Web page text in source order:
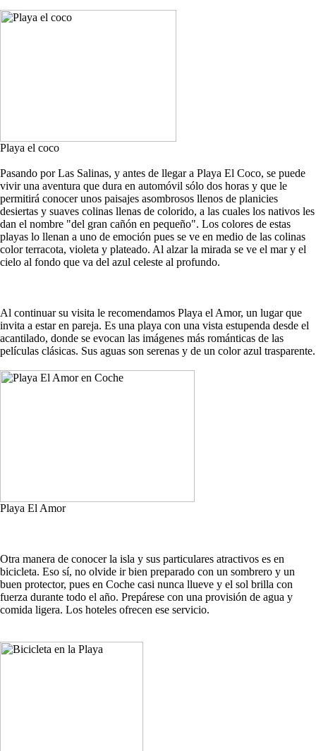
Playa el coco
Pasando por Las Salinas, y antes de llegar a Playa El Coco, se puede
vivir una aventura que dura en automóvil sólo dos horas y que le
permitirá conocer unos paisajes asombrosos llenos de planicies
desiertas y suaves colinas llenas de colorido, a las cuales los nativos les
dan el nombre "del gran cañón en pequeño". Los colores de estas
playas lo llenan a uno de emoción pues se ve en medio de las colinas
color terracota, violeta y plateado. Al alzar la mirada se ve el mar y el
cielo al fondo que va del azul celeste al profundo.
Al continuar su visita le recomendamos Playa el Amor, un lugar que
invita a estar en pareja. Es una playa con una vista estupenda desde el
acantilado, donde se evocan las imágenes más románticas de las
películas clásicas. Sus aguas son serenas y de un color azul trasparente.
Playa El Amor
Otra manera de conocer la isla y sus particulares atractivos es en
bicicleta. Eso sí, no olvide ir bien preparado con un sombrero y un
buen protector, pues en Coche casi nunca llueve y el sol brilla con
fuerza durante todo el año. Prepárese con una provisión de agua y
comida ligera. Los hoteles ofrecen ese servicio.